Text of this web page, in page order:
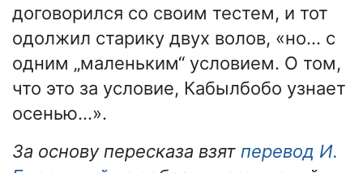
договорился со своим тестем, и тот
одолжил старику двух волов, «но… с
одним „маленьким“ условием. О том,
что это за условие, Кабылбобо узнает
осенью…».
За основу пересказа взят перевод И.